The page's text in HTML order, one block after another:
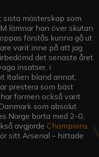
sista mästerskap som
lämnar han över skutan
förstås kunna gå ut
varit inne på att jag
det senaste året
insatser, i
Italien bland annat,
prestera som bäst
formen också varit
som absolut
Norge borta med 2-0,
avgjorde Champions
sitt Arsenal – hittade